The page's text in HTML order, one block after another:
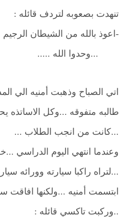
تنهدت بصعوبه لتردف قائله :
-اعوذ بالله من الشيطان
...وحدوا الله .....
اتي الصباح وذهبت أمنيه الي
طالبه متفوقه ...وكل الاساتذه
...كانت من انجب الطلاب ...
وعندما انتهي اليوم الدراسي
...لتراه راكبا سيارته وورائه
ابتسمت أمنيه ...ولكنها افاقت
..وركبت تاكسي قائله :